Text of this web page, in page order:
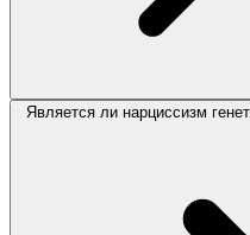
Является ли нарциссизм